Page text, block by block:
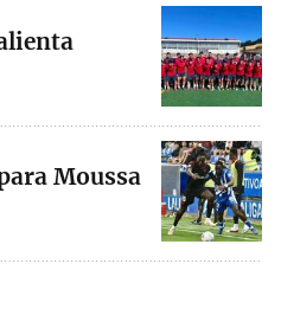
Moussa